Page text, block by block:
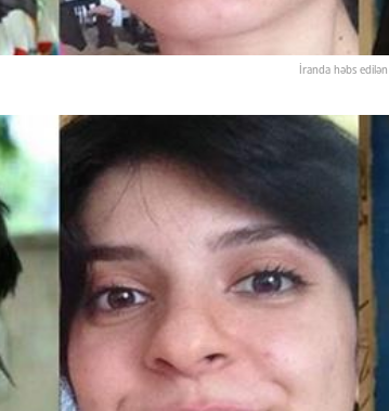
İranda həbs